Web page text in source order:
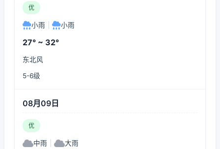
优
小雨 小雨
27° ~ 32°
东北风
5-6级
08月09日
优
中雨 大雨